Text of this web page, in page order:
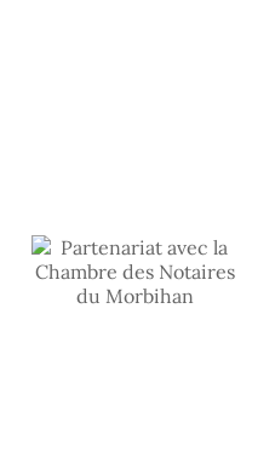
Notaires du
Morbihan